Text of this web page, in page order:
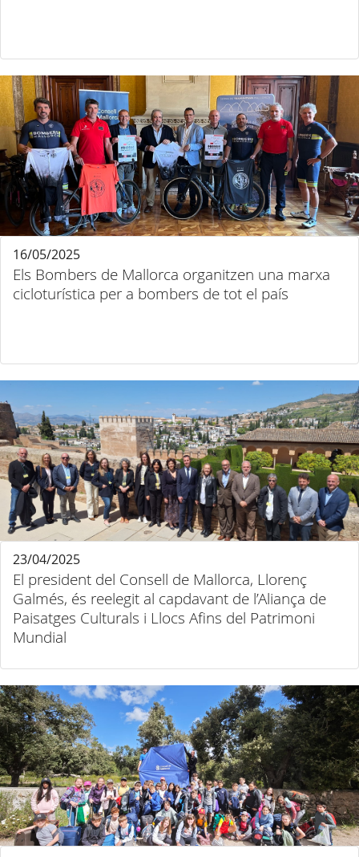
Els Bombers de Mallorca organitzen una marxa
cicloturística per a bombers de tot el país
16/05/2025
El president del Consell de Mallorca, Llorenç
Galmés, és reelegit al capdavant de l’Aliança de
Paisatges Culturals i Llocs Afins del Patrimoni
Mundial
23/04/2025